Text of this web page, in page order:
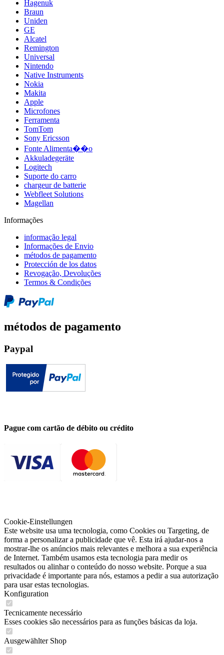
Hagenuk
Braun
Uniden
GE
Alcatel
Remington
Universal
Nintendo
Native Instruments
Nokia
Makita
Apple
Microfones
Ferramenta
TomTom
Sony Ericsson
Fonte Alimenta��o
Akkuladegeräte
Logitech
Suporte do carro
chargeur de batterie
Webfleet Solutions
Magellan
Informações
informação legal
Informações de Envio
métodos de pagamento
Protección de los datos
Revogação, Devoluções
Termos & Condições
métodos de pagamento
Paypal
Pague com cartão de débito ou crédito
Cookie-Einstellungen
Este website usa uma tecnologia, como Cookies ou Targeting, de
forma a personalizar a publicidade que vê. Esta irá ajudar-nos a
mostrar-lhe os anúncios mais relevantes e melhora a sua experiência
de Internet. Também usamos esta tecnologia para medir os
resultados ou alinhar o conteúdo do nosso website. Porque a sua
privacidade é importante para nós, estamos a pedir a sua autorização
para usar estas tecnologias.
Konfiguration
Tecnicamente necessário
Esses cookies são necessários para as funções básicas da loja.
Ausgewählter Shop